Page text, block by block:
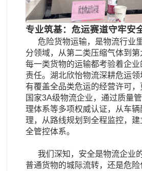
专业筑基：危运赛道守牢安
危险货物运输，是物流行业
分领域，从第二类压缩气体到第
每一类货物的运输都考验着企
责任。湖北欣怡物流深耕危运
有覆盖全品类危运的经营许可
国家3A级物流企业，通过质量
理体系等多项权威认证，从车
理，从路线规划到全程监控，
全管控体系。
我们深知，安全是物流企业
普通货物的城际流转，还是危